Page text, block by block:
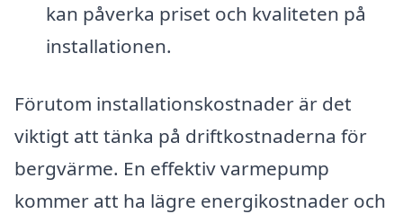
kan påverka priset och kvaliteten på
installationen.
Förutom installationskostnader är det
viktigt att tänka på driftkostnaderna för
bergvärme. En effektiv varmepump
kommer att ha lägre energikostnader och